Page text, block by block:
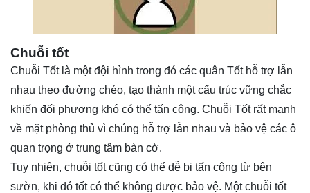
Chuỗi tốt
Chuỗi Tốt là một đội hình trong đó các quân Tốt hỗ trợ lẫn
nhau theo đường chéo, tạo thành một cấu trúc vững chắc
khiến đối phương khó có thể tấn công. Chuỗi Tốt rất mạnh
về mặt phòng thủ vì chúng hỗ trợ lẫn nhau và bảo vệ các ô
quan trọng ở trung tâm bàn cờ.
Tuy nhiên, chuỗi tốt cũng có thể dễ bị tấn công từ bên
sườn, khi đó tốt có thể không được bảo vệ. Một chuỗi tốt